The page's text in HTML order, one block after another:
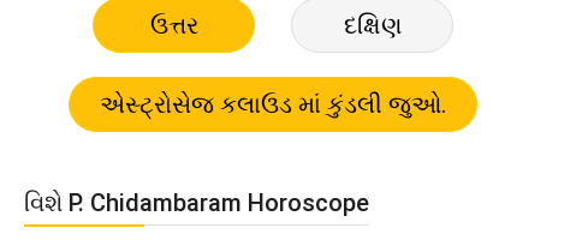
ઉત્તર દક્ષિણ
વિશે P. Chidambaram Horoscope